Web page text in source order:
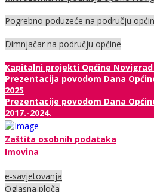
Pogrebno poduzeće na području
Dimnjačar na području općine
Kapitalni projekti Općine
Prezentacija povodom Dana
2025
Prezentacije povodom Dana
2017.-2024.
Zaštita osobnih podataka
Imovina
e-savjetovanja
Oglasna ploča